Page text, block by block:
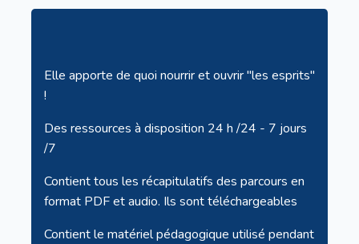
Elle apporte de quoi nourrir et ouvrir "les esprits"
!
Des ressources à disposition 24 h /24 - 7 jours
/7
Contient tous les récapitulatifs des parcours en
format PDF et audio. Ils sont téléchargeables
Contient le matériel pédagogique utilisé pendant